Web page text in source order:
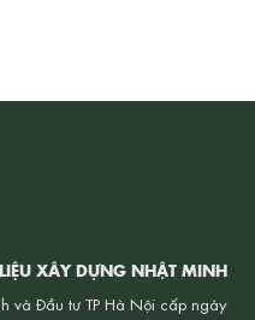
XÂY DỰNG NHẬT MINH
và Đầu tư TP Hà Nội cấp ngày